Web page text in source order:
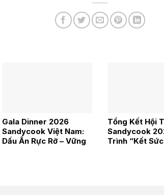
Gala Dinner 2026
Sandycook Việt Nam:
Dấu Ấn Rực Rỡ – Vững
Tổng Kết Hội
Sandycook
Trình “Kết